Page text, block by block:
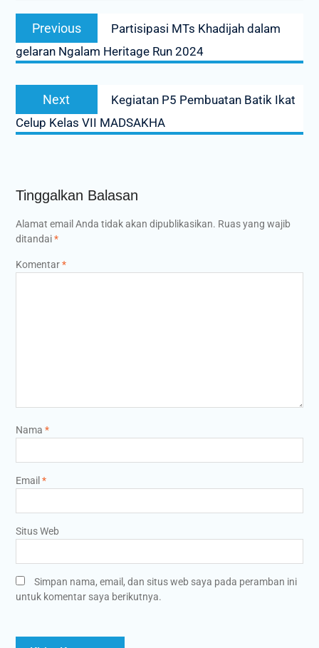
Navigasi
posPrevious
Previous
post:
Partisipasi MTs Khadijah dalam
gelaran Ngalam Heritage Run 2024
Next
post:
Kegiatan P5 Pembuatan Batik Ikat
Celup Kelas VII MADSAKHA
Tinggalkan Balasan
Alamat email Anda tidak akan dipublikasikan. Ruas yang wajib
ditandai*
Komentar*
Nama *
Email *
Situs Web
Simpan nama, email, dan situs web saya pada peramban ini
untuk komentar saya berikutnya.